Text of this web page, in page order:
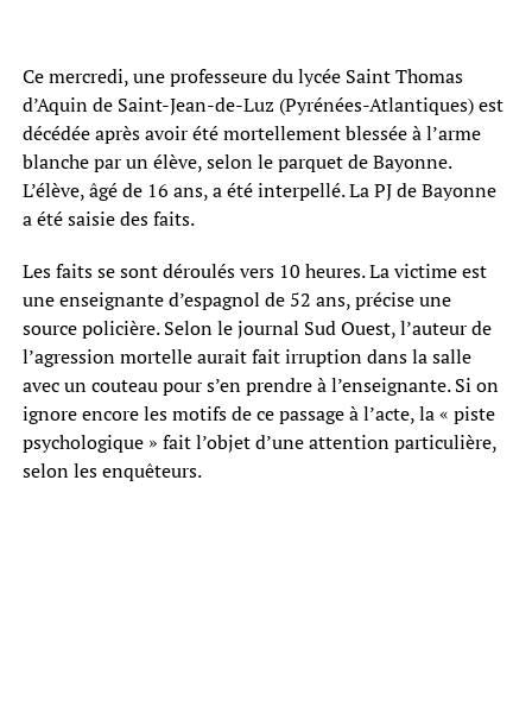
Ce mercredi, une professeure du lycée Saint Thomas
d’Aquin de Saint-Jean-de-Luz (Pyrénées-Atlantiques) est
décédée après avoir été mortellement blessée à l’arme
blanche par un élève, selon le parquet de Bayonne.
L’élève, âgé de 16 ans, a été interpellé. La PJ de Bayonne
a été saisie des faits.
Les faits se sont déroulés vers 10 heures. La victime est
une enseignante d’espagnol de 52 ans, précise une
source policière. Selon le journal Sud Ouest, l’auteur de
l’agression mortelle aurait fait irruption dans la salle
avec un couteau pour s’en prendre à l’enseignante. Si on
ignore encore les motifs de ce passage à l’acte, la « piste
psychologique » fait l’objet d’une attention particulière,
selon les enquêteurs.